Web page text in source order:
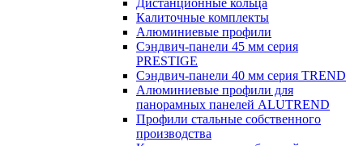
Дистанционные кольца
Калиточные комплекты
Алюминиевые профили
Сэндвич-панели 45 мм серия
PRESTIGE
Сэндвич-панели 40 мм серия TREND
Алюминиевые профили для
панорамных панелей ALUTREND
Профили стальные собственного
производства